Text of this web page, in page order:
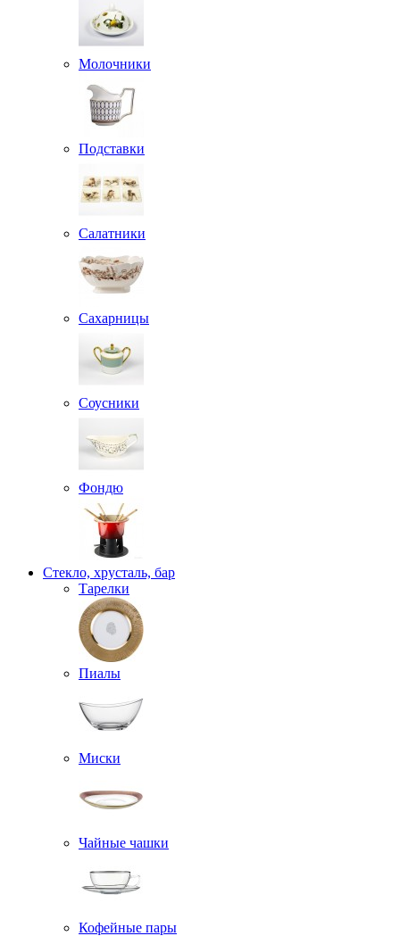
Молочники
Подставки
Салатники
Сахарницы
Соусники
Фондю
Стекло, хрусталь, бар
Тарелки
Пиалы
Миски
Чайные чашки
Кофейные пары